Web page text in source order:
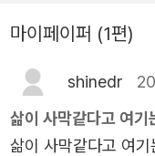
설명을 못하겠는데..
은 기분이에요. 작가
제 도구가 너무 여러
마이페이퍼 (1편)
shinedr
삶이 사막같다고 여기
삶이 사막같다고 여